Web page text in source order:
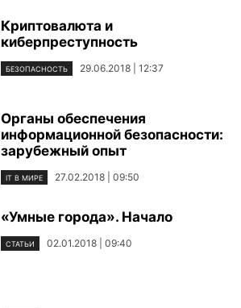
Криптовалюта и
киберпреступность
БЕЗОПАСНОСТЬ 29.06.2018 | 12:37
Органы обеспечения
информационной безопасности:
зарубежный опыт
IT В МИРЕ 27.02.2018 | 09:50
«Умные города». Начало
СТАТЬИ 02.01.2018 | 09:40